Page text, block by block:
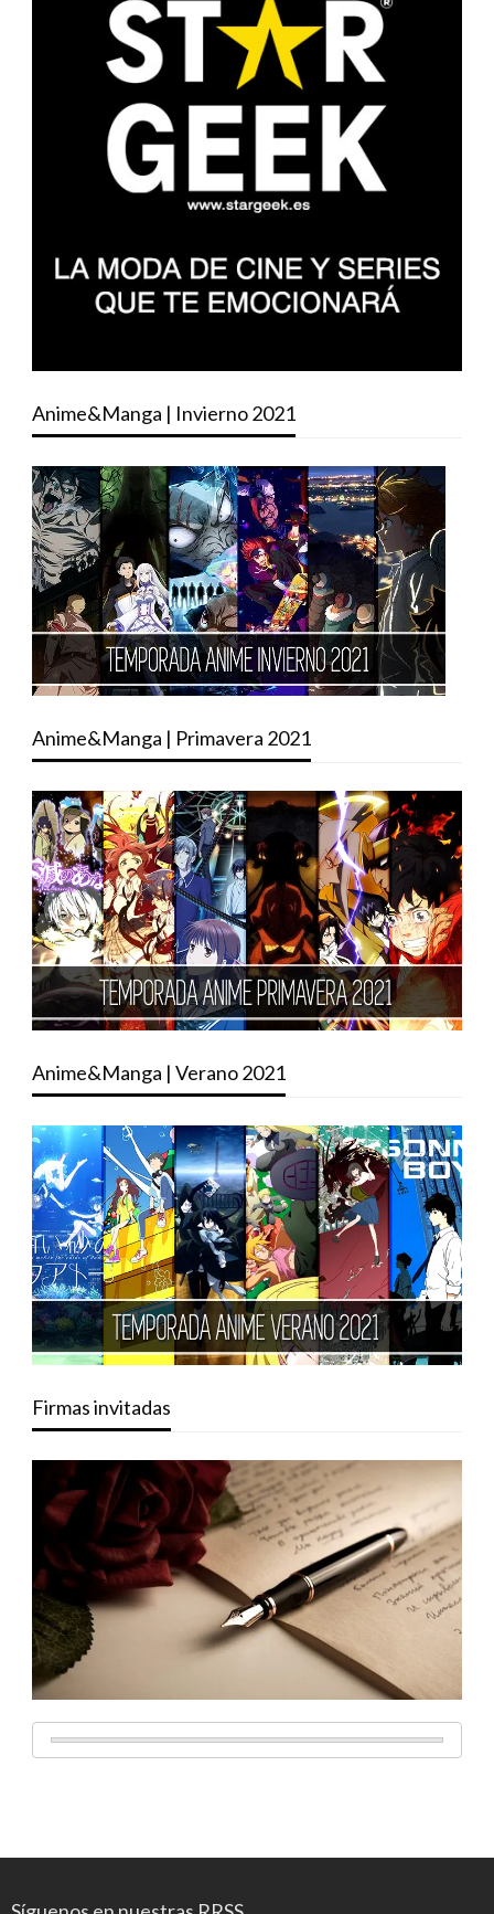
Anime&Manga | Invierno 2021
Anime&Manga | Primavera 2021
Anime&Manga | Verano 2021
Firmas invitadas